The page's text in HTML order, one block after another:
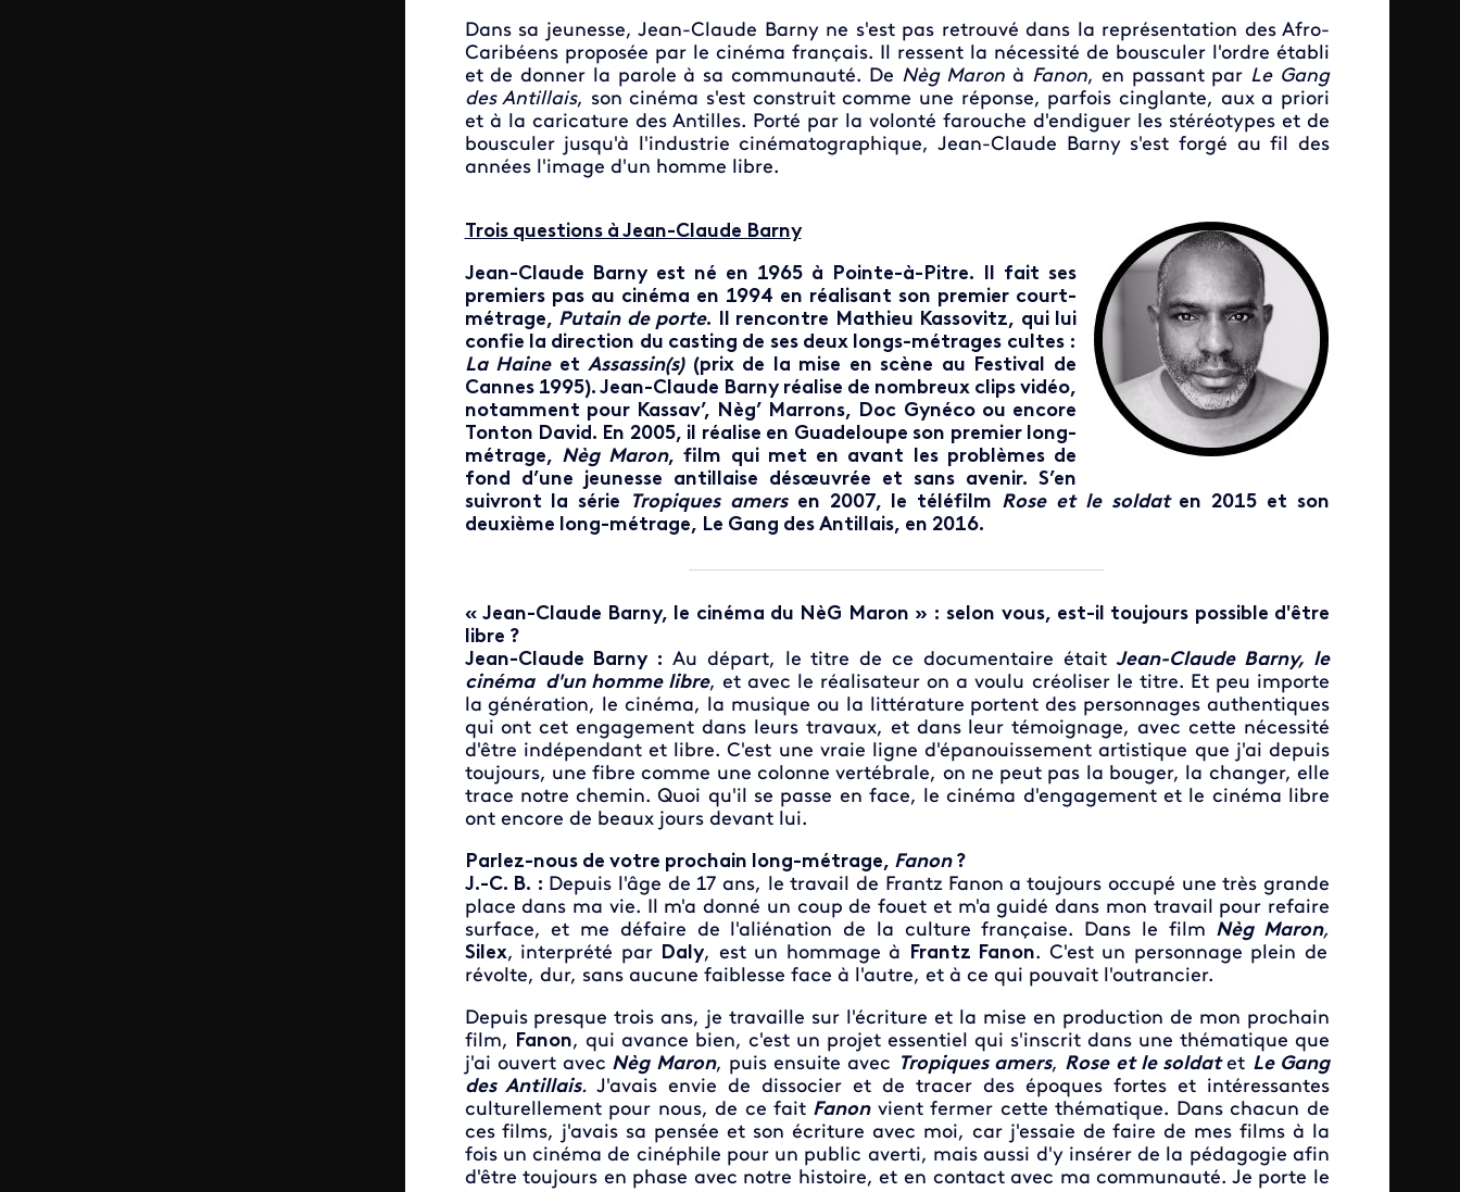
Dans sa jeunesse, Jean-Claude Barny ne s'est pas retrouvé dans la représentation des Afro-
Caribéens proposée par le cinéma français. Il ressent la nécessité de bousculer l'ordre établi
et de donner la parole à sa communauté. De Nèg Maron à Fanon, en passant par Le Gang
des Antillais, son cinéma s'est construit comme une réponse, parfois cinglante, aux a priori
et à la caricature des Antilles. Porté par la volonté farouche d'endiguer les stéréotypes et de
bousculer jusqu'à l'industrie cinématographique, Jean-Claude Barny s'est forgé au fil des
années l'image d'un homme libre.
Trois questions à Jean-Claude Barny
Jean-Claude Barny est né en 1965 à Pointe-à-Pitre. Il fait ses
premiers pas au cinéma en 1994 en réalisant son premier court-
métrage, Putain de porte. Il rencontre Mathieu Kassovitz, qui lui
confie la direction du casting de ses deux longs-métrages cultes :
La HaineetAssassin(s)(prix de la mise en scène au Festival de
Cannes 1995). Jean-Claude Barny réalise de nombreux clips vidéo,
notamment pour Kassav’, Nèg’ Marrons, Doc Gynéco ou encore
Tonton David. En 2005, il réalise en Guadeloupe son premier long-
métrage, Nèg Maron, film qui met en avant les problèmes de
fond d’une jeunesse antillaise désœuvrée et sans avenir. S’en
suivront la série
Tropiques amersen 2007, le téléfilm Rose et le soldaten 2015 et son
deuxième long-métrage, Le Gang des Antillais, en 2016.
« Jean-Claude Barny, le cinéma du NèG Maron » : selon vous, est-il toujours possible d'être
libre ?
Jean-Claude Barny : Au départ, le titre de ce documentaire étaitJean-Claude Barny, le
cinéma d'un homme libre, et avec le réalisateur on a voulu créoliser le titre. Et peu importe
la génération, le cinéma, la musique ou la littérature portent des personnages authentiques
qui ont cet engagement dans leurs travaux, et dans leur témoignage, avec cette nécessité
d'être indépendant et libre. C'est une vraie ligne d'épanouissement artistique que j'ai depuis
toujours, une fibre comme une colonne vertébrale, on ne peut pas la bouger, la changer, elle
trace notre chemin. Quoi qu'il se passe en face, le cinéma d'engagement et le cinéma libre
ont encore de beaux jours devant lui.
Parlez-nous de votre prochain long-métrage, Fanon ?
J.-C. B. : Depuis l'âge de 17 ans, le travail de Frantz Fanon a toujours occupé une très grande
place dans ma vie. Il m'a donné un coup de fouet et m'a guidé dans mon travail pour refaire
surface, et me défaire de l'aliénation de la culture française. Dans le film Nèg Maron,
Silex, interprété par Daly, est un hommage à Frantz Fanon. C'est un personnage plein de
révolte, dur, sans aucune faiblesse face à l'autre, et à ce qui pouvait l'outrancier.
Depuis presque trois ans, je travaille sur l'écriture et la mise en production de mon prochain
film, Fanon, qui avance bien, c'est un projet essentiel qui s'inscrit dans une thématique que
j'ai ouvert avec Nèg Maron, puis ensuite avec Tropiques amers, Rose et le soldat et Le Gang
des Antillais. J'avais envie de dissocier et de tracer des époques fortes et intéressantes
culturellement pour nous, de ce fait Fanon vient fermer cette thématique. Dans chacun de
ces films, j'avais sa pensée et son écriture avec moi, car j'essaie de faire de mes films à la
fois un cinéma de cinéphile pour un public averti, mais aussi d'y insérer de la pédagogie afin
d'être toujours en phase avec notre histoire, et en contact avec ma communauté. Je porte le